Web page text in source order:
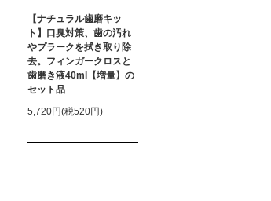
【ナチュラル歯磨キッ
ト】口臭対策、歯の汚れ
やプラークを拭き取り除
去。フィンガークロスと
歯磨き液40ml【増量】の
セット品
5,720円(税520円)